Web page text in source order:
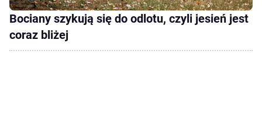
Bociany szykują się do odlotu, czyli jesień jest
coraz bliżej